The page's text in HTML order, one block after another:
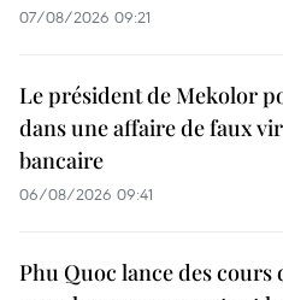
07/08/2026 09:21
Le président de Mekolor
dans une affaire de faux
bancaire
06/08/2026 09:41
Phu Quoc lance des cours